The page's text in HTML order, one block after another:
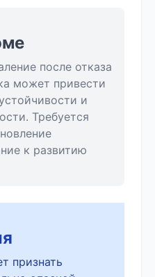
после отказа
может привести
и
Требуется
к развитию
признать